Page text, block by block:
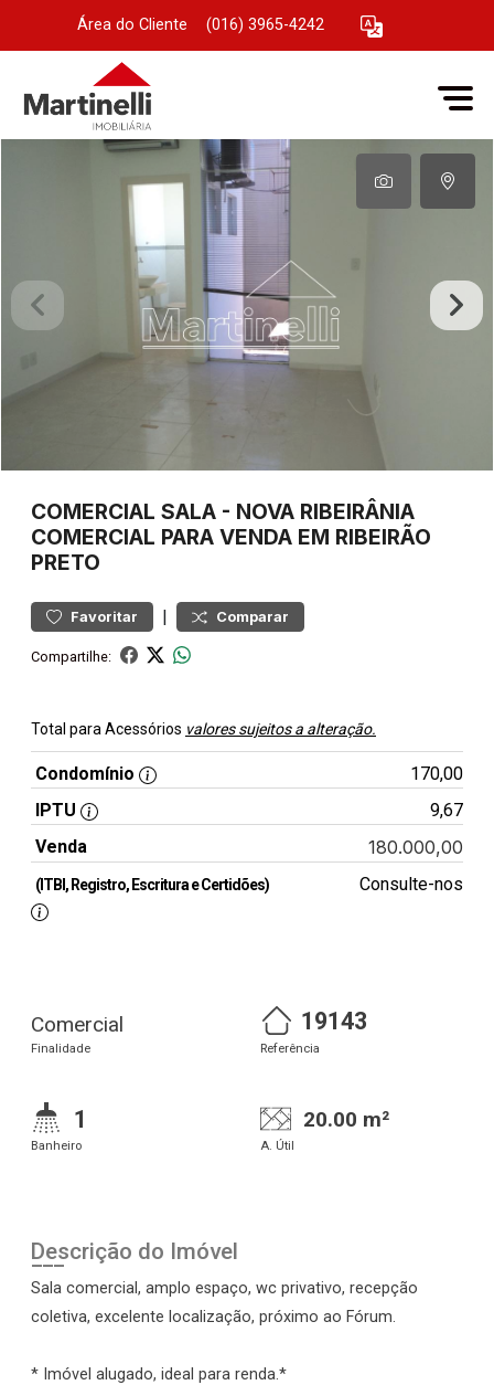
Área do Cliente (016) 3965-4242
COMERCIAL SALA - NOVA RIBEIRÂNIA
COMERCIAL PARA VENDA EM RIBEIRÃO
PRETO
Favoritar | Comparar
Compartilhe:
Total para Acessórios valores sujeitos a alteração.
Condomínio
170,00
IPTU
9,67
Venda
180.000,00
(ITBI, Registro, Escritura e Certidões) Consulte-nos
Comercial
Finalidade
19143
Referência
1
Banheiro
20.00 m²
A. Útil
Descrição do Imóvel
Sala comercial, amplo espaço, wc privativo, recepção
coletiva, excelente localização, próximo ao Fórum.
* Imóvel alugado, ideal para renda.*